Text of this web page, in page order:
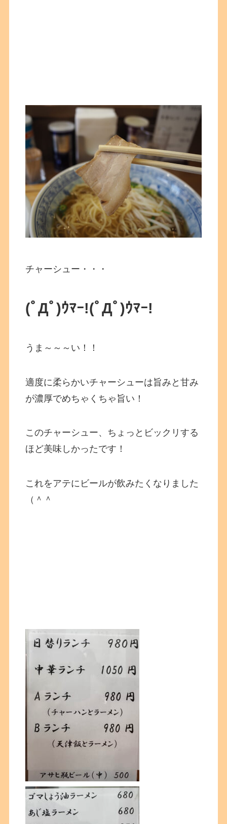
チャーシュー・・・
(ﾟДﾟ)ｳﾏｰ!(ﾟДﾟ)ｳﾏｰ!
うま～～～い！！
適度に柔らかいチャーシューは旨みと甘み
が濃厚でめちゃくちゃ旨い！
このチャーシュー、ちょっとビックリする
ほど美味しかったです！
これをアテにビールが飲みたくなりました
（＾＾